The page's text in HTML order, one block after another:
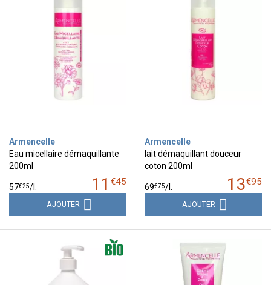
Armencelle
Eau micellaire démaquillante
200ml
11 €45
57€25/
AJOUTER
Armencelle
lait démaquillant douceur
coton 200ml
13€95
69€75/
AJOUTER